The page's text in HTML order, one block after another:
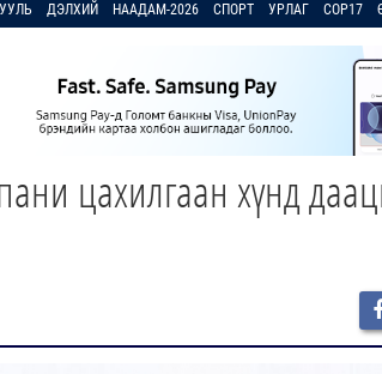
ДЭЛХИЙ НААДАМ-2026 СПОРТ УРЛАГ COP17
цахилгаан хүнд